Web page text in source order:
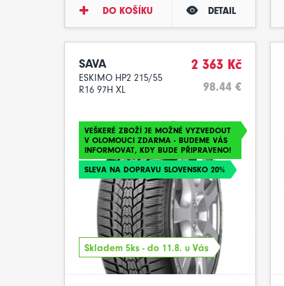
DO KOŠÍKU DETAIL
SAVA
ESKIMO HP2 215/55
R16 97H XL
2 363 Kč
98.44 €
VEŠKERÉ ZBOŽÍ JE MOŽNÉ VYZVEDOUT
V OLOMOUCI ZDARMA - BUDEME VÁS
INFORMOVAT, KDY BUDE PŘIPRAVENO!
SLEVA NA DOPRAVU SLOVENSKO 20%
Skladem 5ks - do 11.8. u Vás